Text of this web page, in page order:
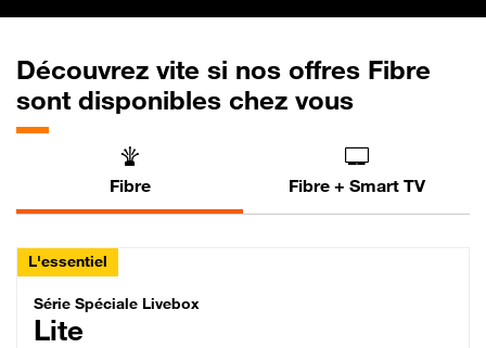
Découvrez vite si nos offres Fibre
sont disponibles chez vous
Fibre Fibre + Smart TV
L'essentiel
Série Spéciale Livebox Lite Fibre
Série Spéciale Livebox
Lite